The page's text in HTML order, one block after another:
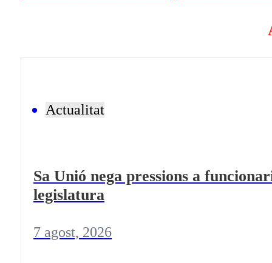
Actualitat
Sa Unió nega pressions a
legislatura
7 agost, 2026